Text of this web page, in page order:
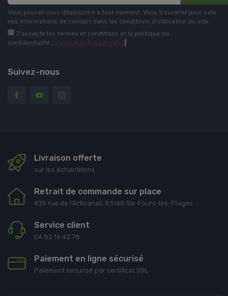
Vous pouvez vous désinscrire à tout moment. Vous trouverez pour cela
nos informations de contact dans les conditions d'utilisation du site.
J'accepte les termes et conditions et la politique de
confidentialité Lire les mentions légales.
Suivez-nous
Livraison offerte
sur les échantillons
Retrait de commande sur place
435 rue de l'Artisanat, 83140 Six-Fours-les-Plages
Service client
04 83 16 42 78
Paiement en ligne sécurisé
Paiement sécurisé par certificat SSL